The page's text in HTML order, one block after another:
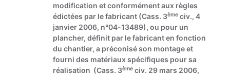
modification et conformément aux règles
édictées par le fabricant (Cass. 3èmeciv., 4
janvier 2006, n°04-13489), ou pour un
plancher, définit par le fabricant en fonction
du chantier, a préconisé son montage et
fourni des matériaux spécifiques pour sa
réalisation (Cass. 3èmeciv. 29 mars 2006,